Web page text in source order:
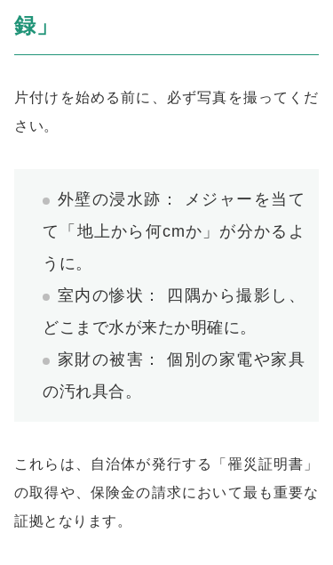
録」
片付けを始める前に、必ず写真を撮ってくだ
さい。
外壁の浸水跡： メジャーを当て
て「地上から何cmか」が分かるよ
うに。
室内の惨状： 四隅から撮影し、
どこまで水が来たか明確に。
家財の被害： 個別の家電や家具
の汚れ具合。
これらは、自治体が発行する「罹災証明書」
の取得や、保険金の請求において最も重要な
証拠となります。